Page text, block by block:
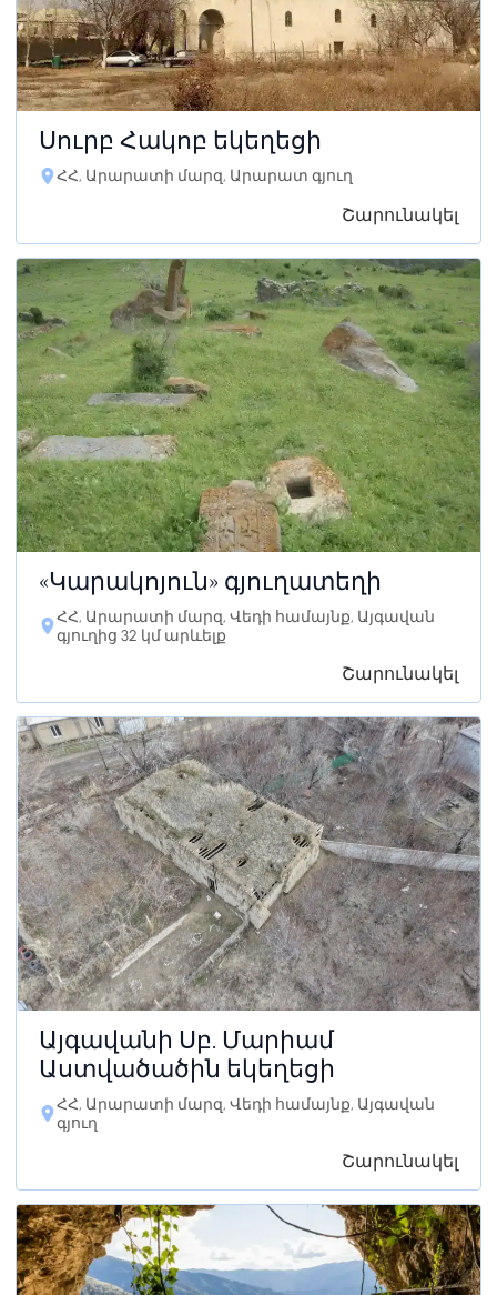
Սուրբ Հակոբ եկեղեցի
ՀՀ, Արարատի մարզ, Արարատ գյուղ
Շարունակել
«Կարակոյուն» գյուղատեղի
ՀՀ, Արարատի մարզ, Վեդի համայնք, Այգավան
գյուղից 32 կմ արևելք
Շարունակել
Այգավանի Սբ. Մարիամ
Աստվածածին եկեղեցի
ՀՀ, Արարատի մարզ, Վեդի համայնք, Այգավան
գյուղ
Շարունակել